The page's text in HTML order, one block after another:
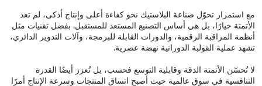
مع استمرار تحوّل صناعة البلاستيك نحو كفاءة أعلى وإنتاج أذكى، لم تعد
الأتمتة خيارًا، بل هي أساس التصنيع المستعد للمستقبل. بفضل تقنيات مثل
أنظمة المراقبة الرقمية، والدورات القابلة للبرمجة، وآلات التدوير الدائري،
تشهد عملية القولبة الدورانية نهضة عصرية.
لا تُحسّن الأتمتة الدقة وقابلية التوسع فحسب، بل تُعزز أيضًا القدرة
التنافسية في سوق عالمية حيث أصبح اتساق المنتجات وسرعة الإنتاج أمرًا